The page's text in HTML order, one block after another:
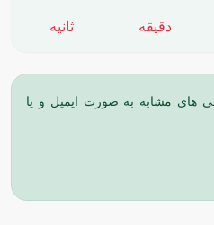
دقیقه ثانیه
های مشابه به صورت ایمیل و یا